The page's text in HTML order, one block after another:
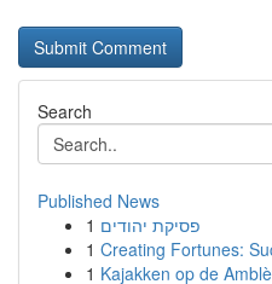
Search
Published News
1 פסיקת יהודים
1 Creating Fortunes:
1 Kajakken op de